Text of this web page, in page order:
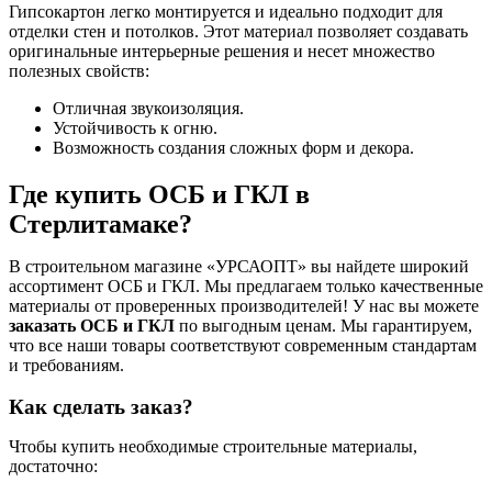
Гипсокартон легко монтируется и идеально подходит для
отделки стен и потолков. Этот материал позволяет создавать
оригинальные интерьерные решения и несет множество
полезных свойств:
Отличная звукоизоляция.
Устойчивость к огню.
Возможность создания сложных форм и декора.
Где купить ОСБ и ГКЛ в
Стерлитамаке?
В строительном магазине «УРСАОПТ» вы найдете широкий
ассортимент ОСБ и ГКЛ. Мы предлагаем только качественные
материалы от проверенных производителей! У нас вы можете
заказать ОСБ и ГКЛ по выгодным ценам. Мы гарантируем,
что все наши товары соответствуют современным стандартам
и требованиям.
Как сделать заказ?
Чтобы купить необходимые строительные материалы,
достаточно: